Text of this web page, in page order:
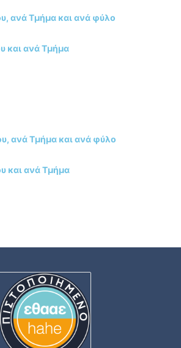
ανά Τμήμα και ανά φύλο
και ανά Τμήμα
ανά Τμήμα και ανά φύλο
και ανά Τμήμα